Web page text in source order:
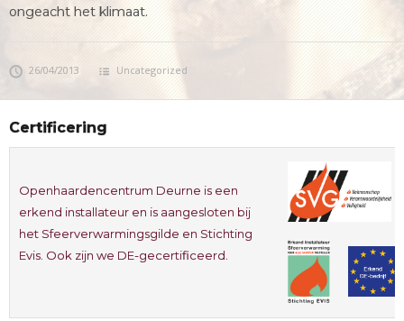
ongeacht het klimaat.
26/04/2013 Uncategorized
Certificering
Openhaardencentrum Deurne is een
erkend installateur en is aangesloten bij
het Sfeerverwarmingsgilde en Stichting
Evis. Ook zijn we DE-gecertificeerd.